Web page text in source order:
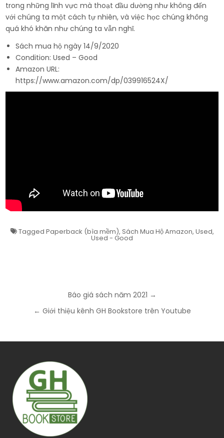
trong những lĩnh vực mà thoạt đầu dường như không đến
với chúng ta một cách tự nhiên, và việc học chúng không
quá khó khăn như chúng ta vẫn nghĩ.
Sách mua hộ ngày 14/9/2020
Condition: Used – Good
Amazon URL:
https://www.amazon.com/dp/039916524X/
Tagged Paperback (bìa mềm), Sách Mua Hộ Amazon, Used,
Used - Good
navigation
Báo giá sách năm 2021 →
← Giới thiệu kênh GH Bookstore trên Youtube